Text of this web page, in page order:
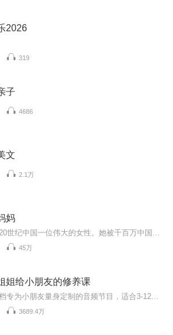
2026
319
子
4686
文
2.1万
妈
45万
姐给小朋友的修养课
3689.4万